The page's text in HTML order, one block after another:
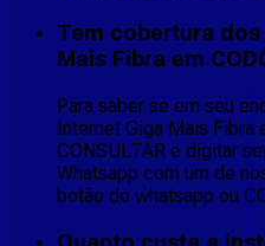
Tem cobertura
Mais Fibra em
Para saber se em seu
Internet Giga Mais
CONSULTAR e digitar
Whatsapp com um de
botão do whatsapp ou